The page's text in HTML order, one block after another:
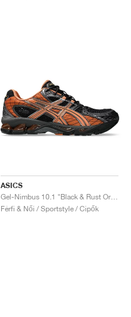
ASICS
Férfi & Női / Sportstyle / Cipők